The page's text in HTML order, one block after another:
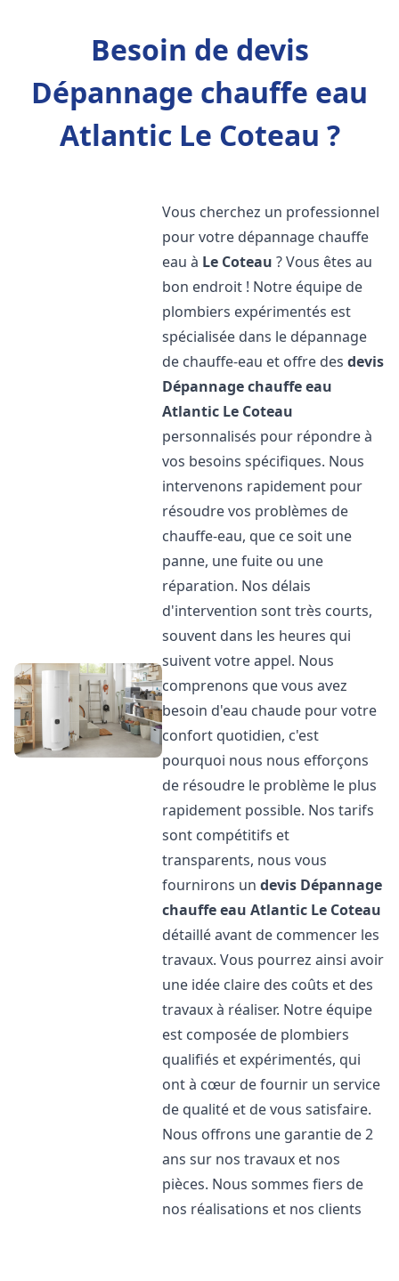
Besoin de devis
Dépannage chauffe eau
Atlantic Le Coteau ?
Vous cherchez un professionnel
pour votre dépannage chauffe
eau à Le Coteau ? Vous êtes au
bon endroit ! Notre équipe de
plombiers expérimentés est
spécialisée dans le dépannage
de chauffe-eau et offre desdevis
Dépannage chauffe eau
Atlantic Le Coteau
personnalisés pour répondre à
vos besoins spécifiques. Nous
intervenons rapidement pour
résoudre vos problèmes de
chauffe-eau, que ce soit une
panne, une fuite ou une
réparation. Nos délais
d'intervention sont très courts,
souvent dans les heures qui
suivent votre appel. Nous
comprenons que vous avez
besoin d'eau chaude pour votre
confort quotidien, c'est
pourquoi nous nous efforçons
de résoudre le problème le plus
rapidement possible. Nos tarifs
sont compétitifs et
transparents, nous vous
fournirons undevis Dépannage
chauffe eau Atlantic Le Coteau
détaillé avant de commencer les
travaux. Vous pourrez ainsi avoir
une idée claire des coûts et des
travaux à réaliser. Notre équipe
est composée de plombiers
qualifiés et expérimentés, qui
ont à cœur de fournir un service
de qualité et de vous satisfaire.
Nous offrons une garantie de 2
ans sur nos travaux et nos
pièces. Nous sommes fiers de
nos réalisations et nos clients